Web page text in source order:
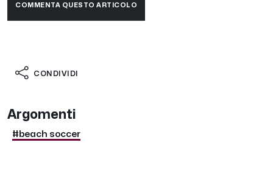
COMMENTA QUESTO ARTICOLO
CONDIVIDI
Argomenti
#beach soccer